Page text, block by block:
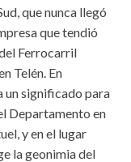
que nunca llegó
que tendió
Ferrocarril
Telén. En
un significado para
Departamento en
y en el lugar
la geonimia del